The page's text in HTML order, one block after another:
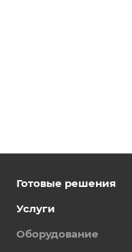
Готовые решения
Услуги
Оборудование